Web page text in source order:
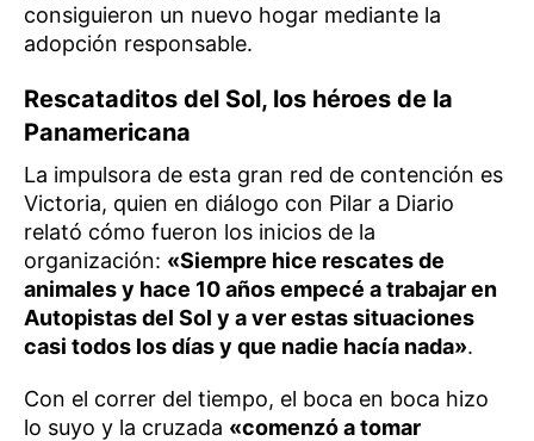
consiguieron un nuevo hogar mediante la
adopción responsable.
Rescataditos del Sol, los héroes de la
Panamericana
La impulsora de esta gran red de contención es
Victoria, quien en diálogo con Pilar a Diario
relató cómo fueron los inicios de la
organización: «Siempre hice rescates de
animales y hace 10 años empecé a trabajar en
Autopistas del Sol y a ver estas situaciones
casi todos los días y que nadie hacía nada».
Con el correr del tiempo, el boca en boca hizo
lo suyo y la cruzada «comenzó a tomar